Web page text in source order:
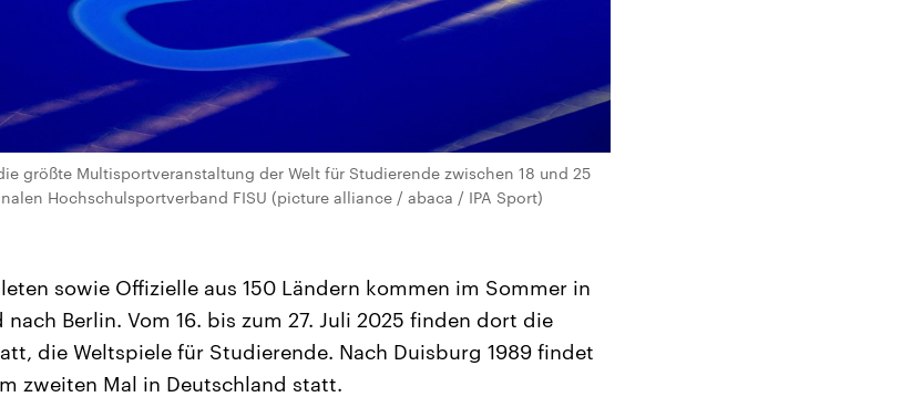
größte Multisportveranstaltung der Welt für Studierende zwischen 18 und 25
Hochschulsportverband FISU (picture alliance / abaca / IPA Sport)
sowie Offizielle aus 150 Ländern kommen im Sommer in
nach Berlin. Vom 16. bis zum 27. Juli 2025 finden dort die
die Weltspiele für Studierende. Nach Duisburg 1989 findet
zweiten Mal in Deutschland statt.